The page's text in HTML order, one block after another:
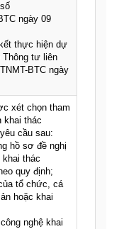
ngày 09
thực hiện dự
Thông tư liên
BTC ngày
xét chọn tham
khai thác
cầu sau:
hồ sơ đề nghị
khai thác
quy định;
tổ chức, cá
hoặc khai
nghệ khai